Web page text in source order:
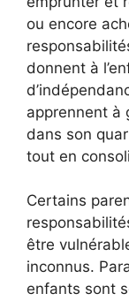
ou encore
donnent à
apprennent à
dans son
tout en
Certains
être
inconnus.
enfants sont